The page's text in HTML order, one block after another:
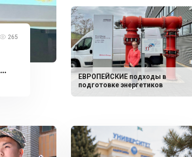
265
ЕВРОПЕЙСКИЕ подходы в
подготовке энергетиков